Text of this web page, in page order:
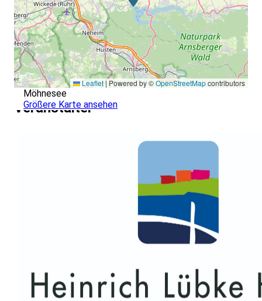
Leaflet| Powered by ©OpenStreetMapcontributors
Möhnesee
Größere Karte ansehen
Veranstalter